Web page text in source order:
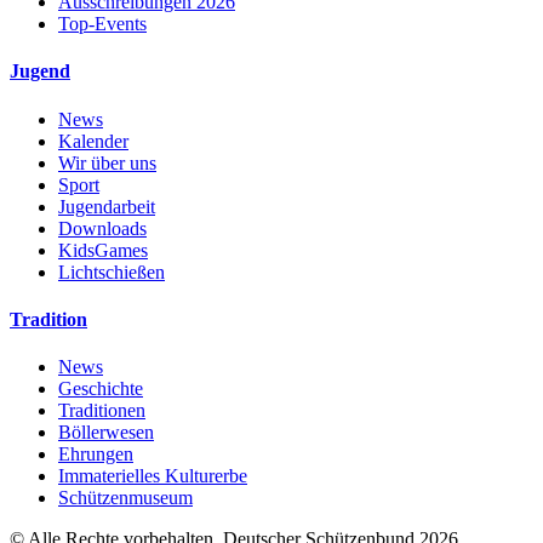
Top-Events
Jugend
News
Kalender
Wir über uns
Sport
Jugendarbeit
Downloads
KidsGames
Lichtschießen
Tradition
News
Geschichte
Traditionen
Böllerwesen
Ehrungen
Immaterielles Kulturerbe
Schützenmuseum